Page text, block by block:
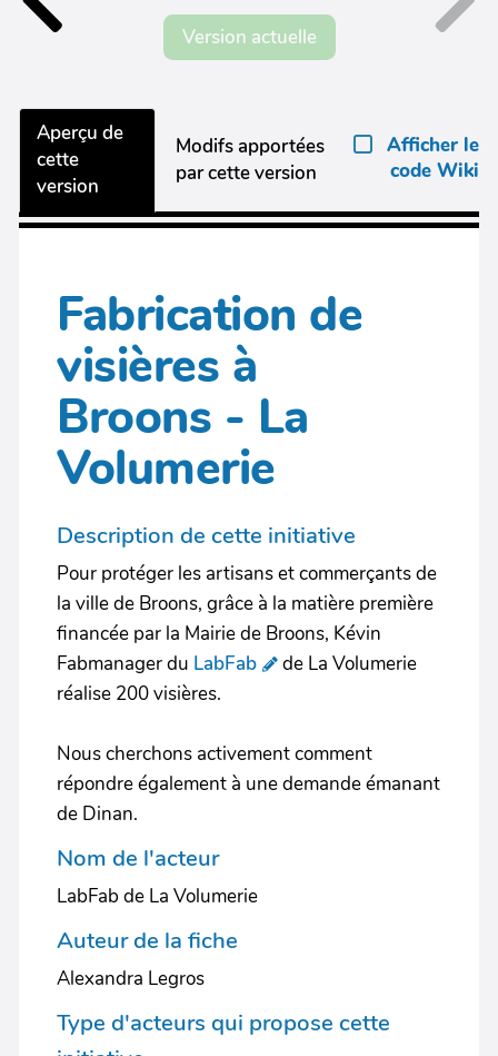
Version actuelle
Aperçu de
cette
version
Modifs apportées
par cette version
Afficher le
code Wiki
Fabrication de
visières à
Broons - La
Volumerie
Description de cette initiative
Pour protéger les artisans et commerçants de
la ville de Broons, grâce à la matière première
financée par la Mairie de Broons, Kévin
Fabmanager du LabFab
de La Volumerie
réalise 200 visières.
Nous cherchons activement comment
répondre également à une demande émanant
de Dinan.
Nom de l'acteur
LabFab de La Volumerie
Auteur de la fiche
Alexandra Legros
Type d'acteurs qui propose cette